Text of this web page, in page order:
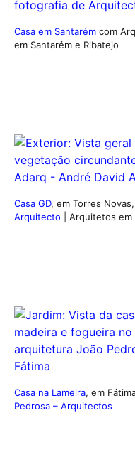
Casa em Santarém com
em Santarém e Ribatejo
Casa GD, em Torres
Arquitecto | Arquitetos em
Casa na Lameira, em
Pedrosa – Arquitectos